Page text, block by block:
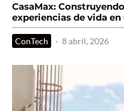
CasaMax:
experiencias de vida en
ConTech · 8 abril, 2026